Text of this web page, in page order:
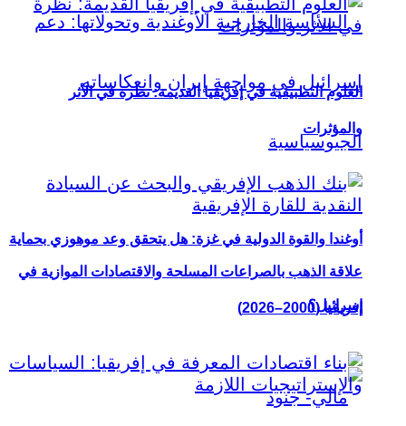
أوغندا والقوة الدولية في غزة: هل يتحقق وعد موهوزي بحماية
إسرائيل؟
العلوم التطبيقية في إفريقيا القديمة: نظرة في الأثر
والمؤثرات
علاقة الذهب بالصراعات المسلحة والاقتصادات الموازية في
إفريقيا (2000–2026)